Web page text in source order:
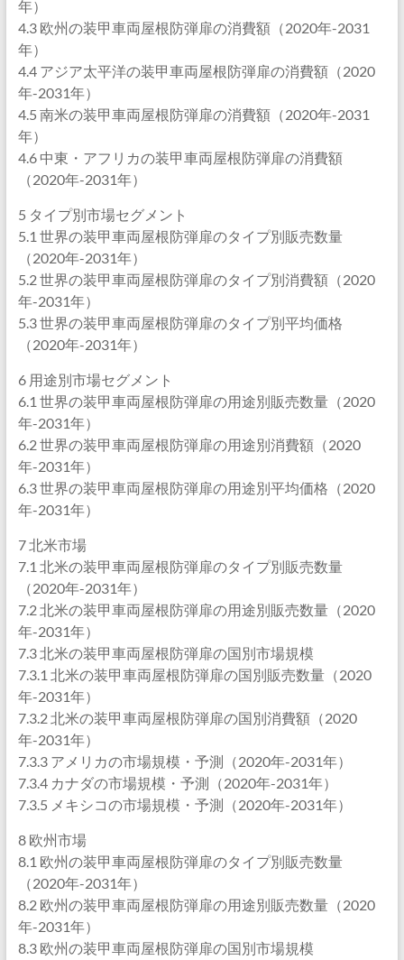
年）
4.3 欧州の装甲車両屋根防弾扉の消費額（2020年-2031
年）
4.4 アジア太平洋の装甲車両屋根防弾扉の消費額（2020
年-2031年）
4.5 南米の装甲車両屋根防弾扉の消費額（2020年-2031
年）
4.6 中東・アフリカの装甲車両屋根防弾扉の消費額
（2020年-2031年）
5 タイプ別市場セグメント
5.1 世界の装甲車両屋根防弾扉のタイプ別販売数量
（2020年-2031年）
5.2 世界の装甲車両屋根防弾扉のタイプ別消費額（2020
年-2031年）
5.3 世界の装甲車両屋根防弾扉のタイプ別平均価格
（2020年-2031年）
6 用途別市場セグメント
6.1 世界の装甲車両屋根防弾扉の用途別販売数量（2020
年-2031年）
6.2 世界の装甲車両屋根防弾扉の用途別消費額（2020
年-2031年）
6.3 世界の装甲車両屋根防弾扉の用途別平均価格（2020
年-2031年）
7 北米市場
7.1 北米の装甲車両屋根防弾扉のタイプ別販売数量
（2020年-2031年）
7.2 北米の装甲車両屋根防弾扉の用途別販売数量（2020
年-2031年）
7.3 北米の装甲車両屋根防弾扉の国別市場規模
7.3.1 北米の装甲車両屋根防弾扉の国別販売数量（2020
年-2031年）
7.3.2 北米の装甲車両屋根防弾扉の国別消費額（2020
年-2031年）
7.3.3 アメリカの市場規模・予測（2020年-2031年）
7.3.4 カナダの市場規模・予測（2020年-2031年）
7.3.5 メキシコの市場規模・予測（2020年-2031年）
8 欧州市場
8.1 欧州の装甲車両屋根防弾扉のタイプ別販売数量
（2020年-2031年）
8.2 欧州の装甲車両屋根防弾扉の用途別販売数量（2020
年-2031年）
8.3 欧州の装甲車両屋根防弾扉の国別市場規模